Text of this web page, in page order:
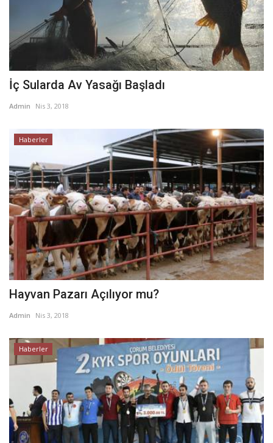
İç Sularda Av Yasağı Başladı
Admin Nis 3, 2018
Haberler
Hayvan Pazarı Açılıyor mu?
Admin Nis 3, 2018
Haberler